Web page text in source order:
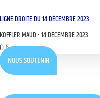
LIGNE DROITE DU 14 DÉCEMBRE 2023
KOFFLER MAUD 14 DÉCEMBRE 2023
NOUS SOUTENIR